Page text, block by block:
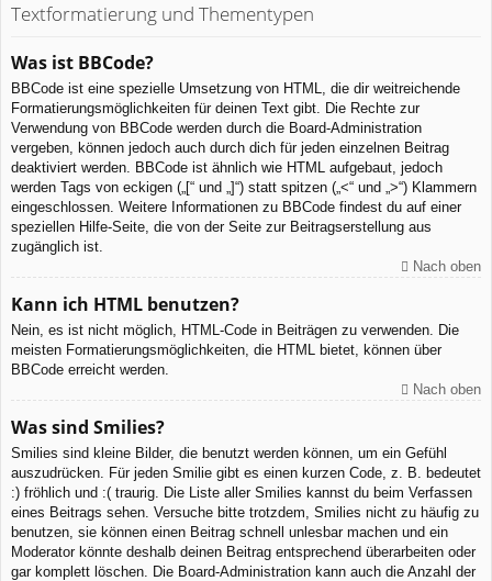
Textformatierung und Thementypen
Was ist BBCode?
BBCode ist eine spezielle Umsetzung von HTML, die dir weitreichende
Formatierungsmöglichkeiten für deinen Text gibt. Die Rechte zur
Verwendung von BBCode werden durch die Board-Administration
vergeben, können jedoch auch durch dich für jeden einzelnen Beitrag
deaktiviert werden. BBCode ist ähnlich wie HTML aufgebaut, jedoch
werden Tags von eckigen („[“ und „]“) statt spitzen („<“ und „>“) Klammern
eingeschlossen. Weitere Informationen zu BBCode findest du auf einer
speziellen Hilfe-Seite, die von der Seite zur Beitragserstellung aus
zugänglich ist.
Nach oben
Kann ich HTML benutzen?
Nein, es ist nicht möglich, HTML-Code in Beiträgen zu verwenden. Die
meisten Formatierungsmöglichkeiten, die HTML bietet, können über
BBCode erreicht werden.
Nach oben
Was sind Smilies?
Smilies sind kleine Bilder, die benutzt werden können, um ein Gefühl
auszudrücken. Für jeden Smilie gibt es einen kurzen Code, z. B. bedeutet
:) fröhlich und :( traurig. Die Liste aller Smilies kannst du beim Verfassen
eines Beitrags sehen. Versuche bitte trotzdem, Smilies nicht zu häufig zu
benutzen, sie können einen Beitrag schnell unlesbar machen und ein
Moderator könnte deshalb deinen Beitrag entsprechend überarbeiten oder
gar komplett löschen. Die Board-Administration kann auch die Anzahl der